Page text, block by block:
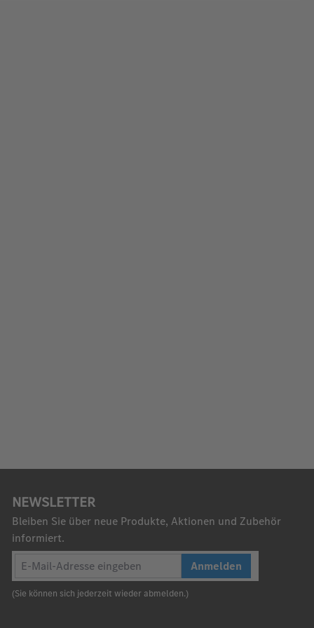
NEWSLETTER
Bleiben Sie über neue Produkte, Aktionen und Zubehör
informiert.
Anmelden
(Sie können sich jederzeit wieder abmelden.)